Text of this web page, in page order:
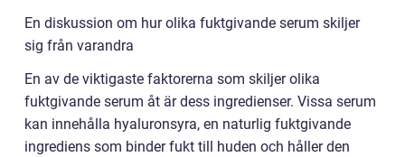
En diskussion om hur olika fuktgivande serum skiljer
sig från varandra
En av de viktigaste faktorerna som skiljer olika
fuktgivande serum åt är dess ingredienser. Vissa serum
kan innehålla hyaluronsyra, en naturlig fuktgivande
ingrediens som binder fukt till huden och håller den